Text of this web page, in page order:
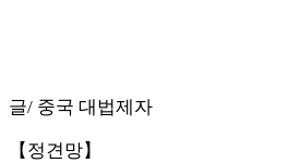
글/ 중국 대법제자
【정견망】